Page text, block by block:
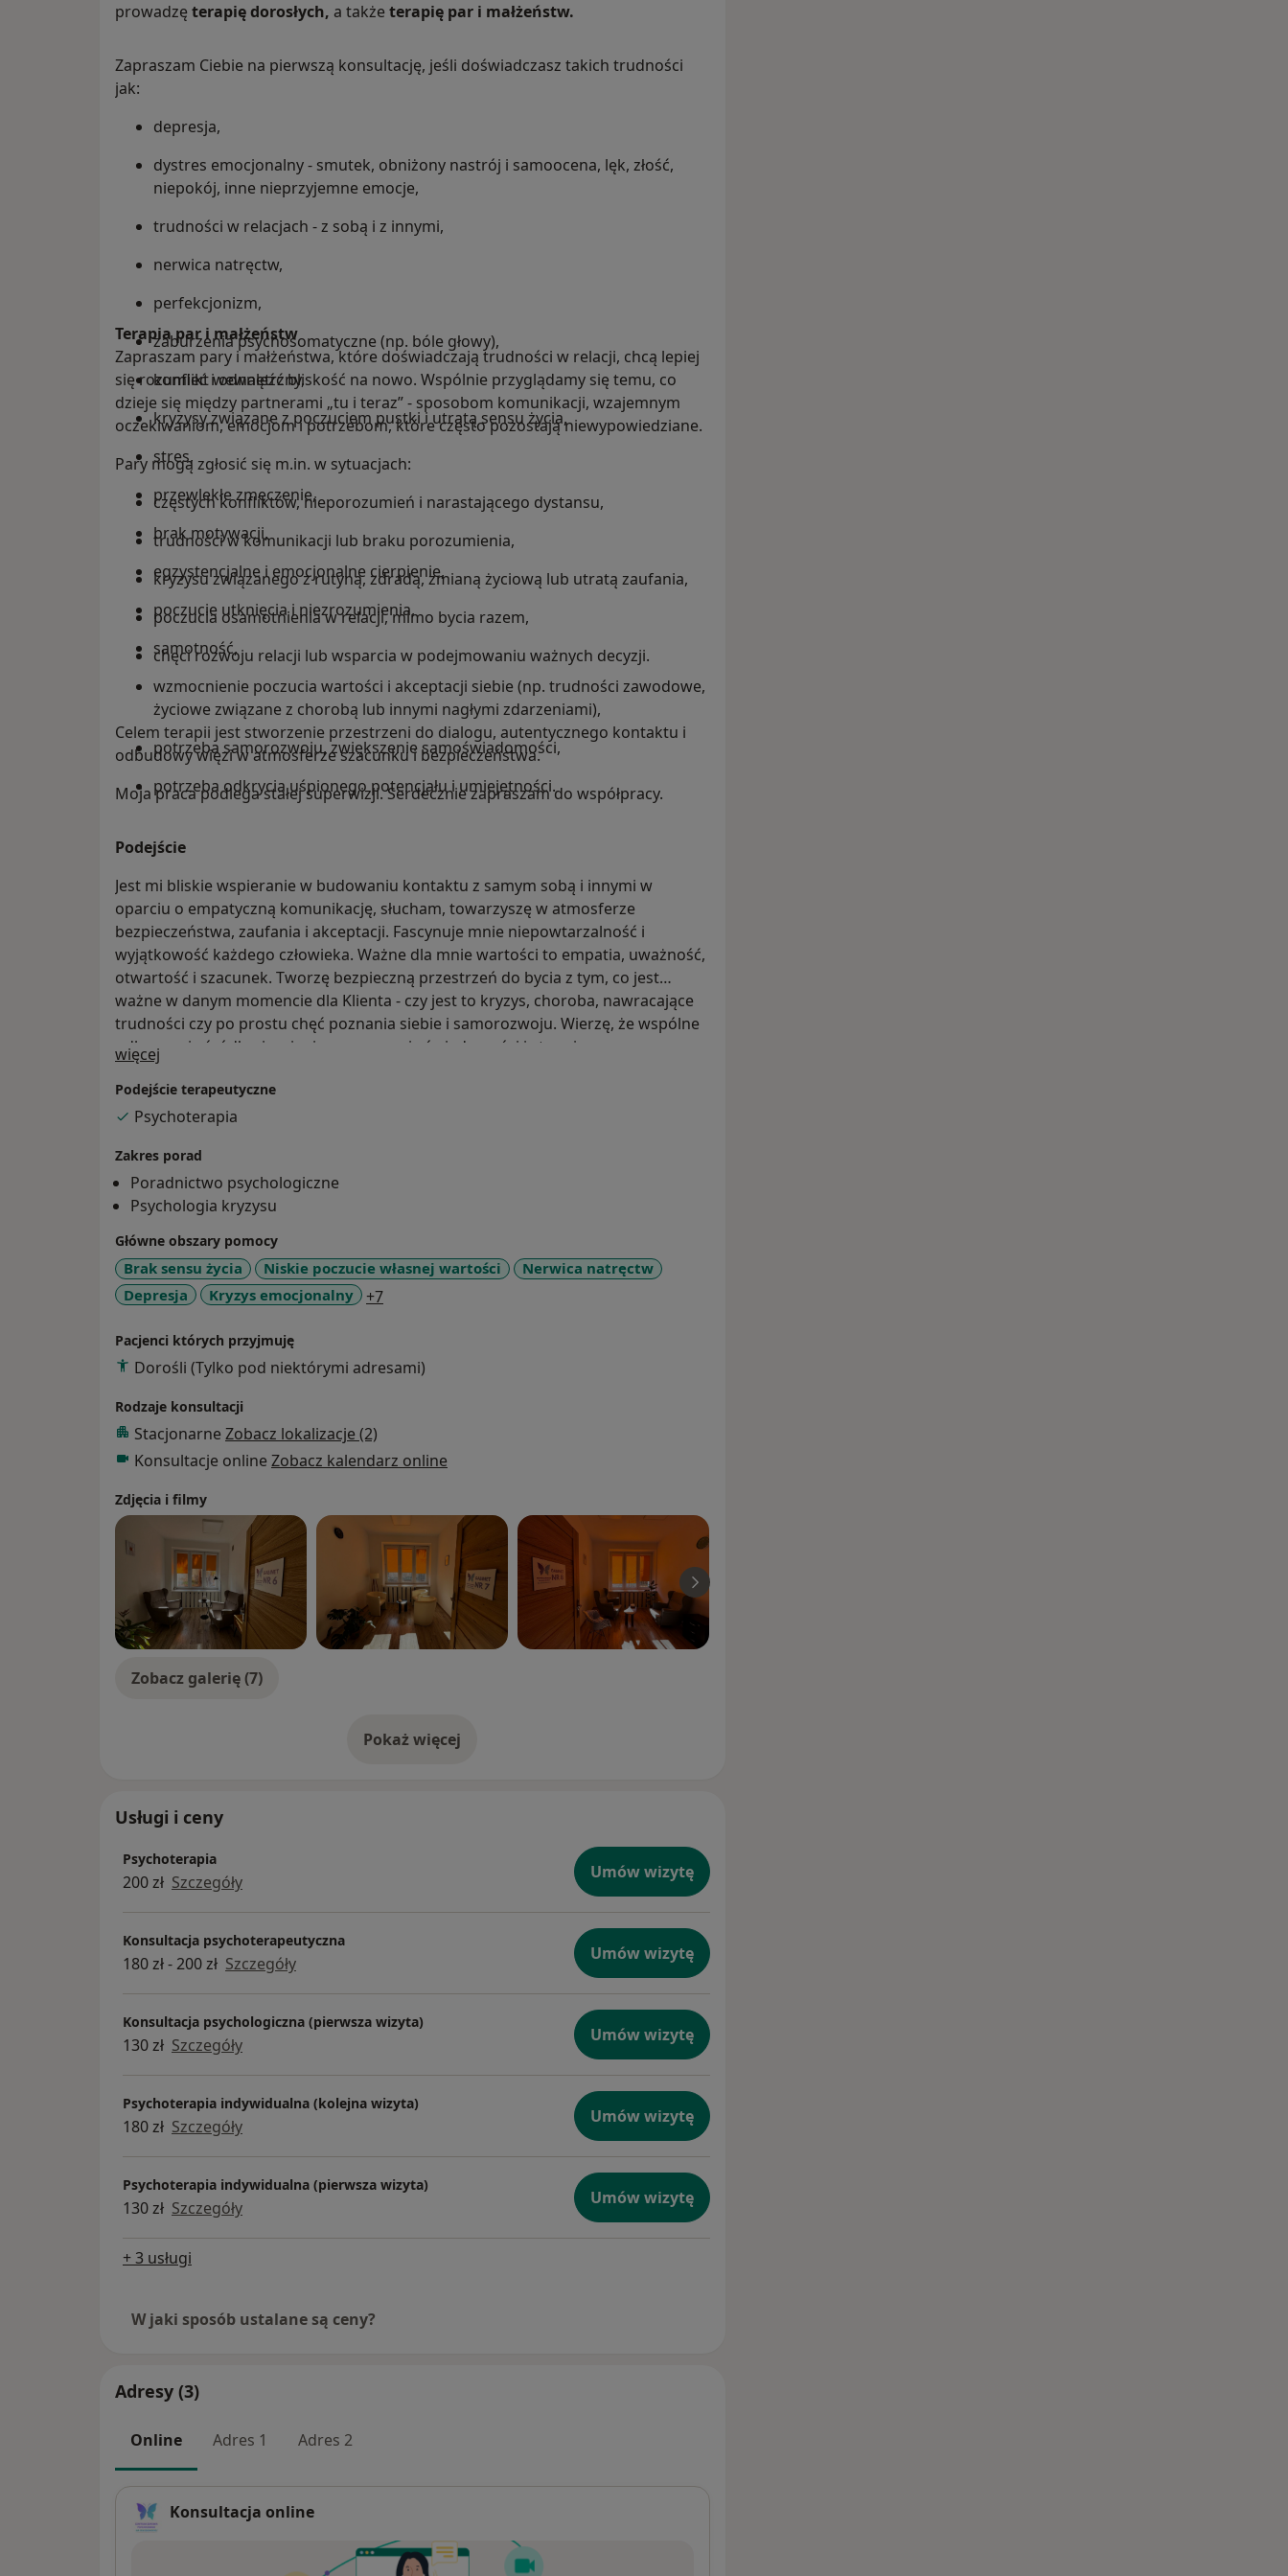
prowadzę terapię dorosłych, a także terapię par i małżeństw.
Zapraszam Ciebie na pierwszą konsultację, jeśli doświadczasz takich trudności
jak:
depresja,
dystres emocjonalny - smutek, obniżony nastrój i samoocena, lęk, złość,
niepokój, inne nieprzyjemne emocje,
trudności w relacjach - z sobą i z innymi,
nerwica natręctw,
perfekcjonizm,
zaburzenia psychosomatyczne (np. bóle głowy),
konflikt wewnętrzny,
kryzysy związane z poczuciem pustki i utratą sensu życia,
stres,
przewlekłe zmęczenie,
brak motywacji,
egzystencjalne i emocjonalne cierpienie,
poczucie utknięcia i niezrozumienia,
samotność,
wzmocnienie poczucia wartości i akceptacji siebie (np. trudności zawodowe,
życiowe związane z chorobą lub innymi nagłymi zdarzeniami),
potrzeba samorozwoju, zwiększenie samoświadomości,
potrzeba odkrycia uśpionego potencjału i umiejętności.
Terapia par i małżeństw
Zapraszam pary i małżeństwa, które doświadczają trudności w relacji, chcą lepiej
się rozumieć i odnaleźć bliskość na nowo. Wspólnie przyglądamy się temu, co
dzieje się między partnerami „tu i teraz” - sposobom komunikacji, wzajemnym
oczekiwaniom, emocjom i potrzebom, które często pozostają niewypowiedziane.
Pary mogą zgłosić się m.in. w sytuacjach:
częstych konfliktów, nieporozumień i narastającego dystansu,
trudności w komunikacji lub braku porozumienia,
kryzysu związanego z rutyną, zdradą, zmianą życiową lub utratą zaufania,
poczucia osamotnienia w relacji, mimo bycia razem,
chęci rozwoju relacji lub wsparcia w podejmowaniu ważnych decyzji.
Celem terapii jest stworzenie przestrzeni do dialogu, autentycznego kontaktu i
odbudowy więzi w atmosferze szacunku i bezpieczeństwa.
Moja praca podlega stałej superwizji. Serdecznie zapraszam do współpracy.
Podejście
Jest mi bliskie wspieranie w budowaniu kontaktu z samym sobą i innymi w
oparciu o empatyczną komunikację, słucham, towarzyszę w atmosferze
bezpieczeństwa, zaufania i akceptacji. Fascynuje mnie niepowtarzalność i
wyjątkowość każdego człowieka. Ważne dla mnie wartości to empatia, uważność,
otwartość i szacunek. Tworzę bezpieczną przestrzeń do bycia z tym, co jest
ważne w danym momencie dla Klienta - czy jest to kryzys, choroba, nawracające
trudności czy po prostu chęć poznania siebie i samorozwoju. Wierzę, że wspólne
odkrywanie źródła cierpienia, poszerzenie świadomości i stopniowe
wprowadzanie zmian w bezpiecznej relacji terapeutycznej leczy i rozwija.
więcej
Podejście terapeutyczne
Psychoterapia
Zakres porad
Poradnictwo psychologiczne
Psychologia kryzysu
Główne obszary pomocy
Brak sensu życia Niskie poczucie własnej wartości
Nerwica natręctw
Depresja
Kryzys emocjonalny +7a11y_sr_more_diseases
Pacjenci których przyjmuję
Dorośli (Tylko pod niektórymi adresami)
Rodzaje konsultacji
Stacjonarne Zobacz lokalizacje (2)
Konsultacje online Zobacz kalendarz online
Zdjęcia i filmy
Zobacz galerię (7)
Pokaż więcejo doświadczeniu
Usługi i ceny
Psychoterapia
200 zł Szczegóły Umów wizytę
Konsultacja psychoterapeutyczna
180 zł - 200 zł Szczegóły Umów wizytę
Konsultacja psychologiczna (pierwsza wizyta)
130 zł Szczegóły Umów wizytę
Psychoterapia indywidualna (kolejna wizyta)
180 zł Szczegóły Umów wizytę
Psychoterapia indywidualna (pierwsza wizyta)
130 zł Szczegóły Umów wizytę
+ 3 usługi
W jaki sposób ustalane są ceny?
Adresy (3)
Online Adres 1 Adres 2
Konsultacja online